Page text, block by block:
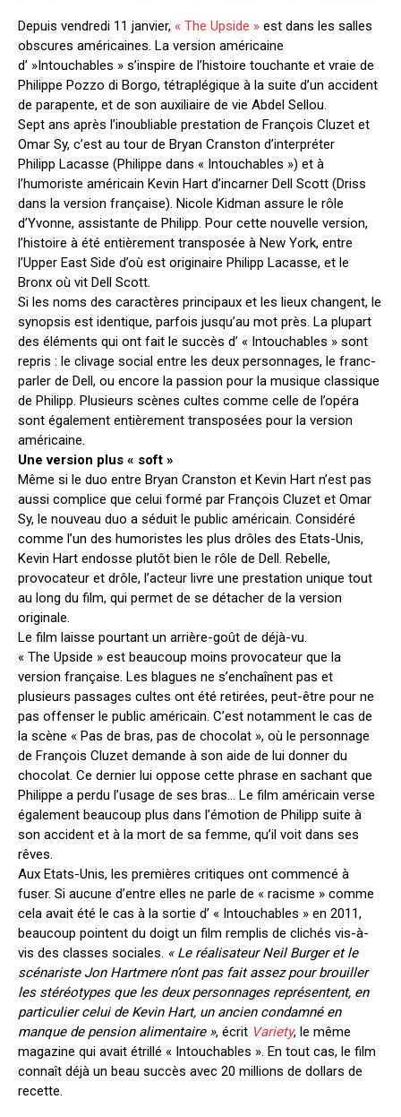
Depuis vendredi 11 janvier, « The Upside » est dans les salles
obscures américaines. La version américaine
d’ »Intouchables » s’inspire de l’histoire touchante et vraie de
Philippe Pozzo di Borgo, tétraplégique à la suite d’un accident
de parapente, et de son auxiliaire de vie Abdel Sellou.
Sept ans après l’inoubliable prestation de François Cluzet et
Omar Sy, c’est au tour de Bryan Cranston d’interpréter
Philipp Lacasse (Philippe dans « Intouchables ») et à
l’humoriste américain Kevin Hart d’incarner Dell Scott (Driss
dans la version française). Nicole Kidman assure le rôle
d’Yvonne, assistante de Philipp. Pour cette nouvelle version,
l’histoire à été entièrement transposée à New York, entre
l’Upper East Side d’où est originaire Philipp Lacasse, et le
Bronx où vit Dell Scott.
Si les noms des caractères principaux et les lieux changent, le
synopsis est identique, parfois jusqu’au mot près. La plupart
des éléments qui ont fait le succès d’ « Intouchables » sont
repris : le clivage social entre les deux personnages, le franc-
parler de Dell, ou encore la passion pour la musique classique
de Philipp. Plusieurs scènes cultes comme celle de l’opéra
sont également entièrement transposées pour la version
américaine.
Une version plus « soft »
Même si le duo entre Bryan Cranston et Kevin Hart n’est pas
aussi complice que celui formé par François Cluzet et Omar
Sy, le nouveau duo a séduit le public américain. Considéré
comme l’un des humoristes les plus drôles des Etats-Unis,
Kevin Hart endosse plutôt bien le rôle de Dell. Rebelle,
provocateur et drôle, l’acteur livre une prestation unique tout
au long du film, qui permet de se détacher de la version
originale.
Le film laisse pourtant un arrière-goût de déjà-vu.
« The Upside » est beaucoup moins provocateur que la
version française. Les blagues ne s’enchaînent pas et
plusieurs passages cultes ont été retirées, peut-être pour ne
pas offenser le public américain. C’est notamment le cas de
la scène « Pas de bras, pas de chocolat », où le personnage
de François Cluzet demande à son aide de lui donner du
chocolat. Ce dernier lui oppose cette phrase en sachant que
Philippe a perdu l’usage de ses bras… Le film américain verse
également beaucoup plus dans l’émotion de Philipp suite à
son accident et à la mort de sa femme, qu’il voit dans ses
rêves.
Aux Etats-Unis, les premières critiques ont commencé à
fuser. Si aucune d’entre elles ne parle de « racisme » comme
cela avait été le cas à la sortie d’ « Intouchables » en 2011,
beaucoup pointent du doigt un film remplis de clichés vis-à-
vis des classes sociales. « Le réalisateur Neil Burger et le
scénariste Jon Hartmere n’ont pas fait assez pour brouiller
les stéréotypes que les deux personnages représentent, en
particulier celui de Kevin Hart, un ancien condamné en
manque de pension alimentaire », écrit Variety, le même
magazine qui avait étrillé « Intouchables ». En tout cas, le film
connaît déjà un beau succès avec 20 millions de dollars de
recette.